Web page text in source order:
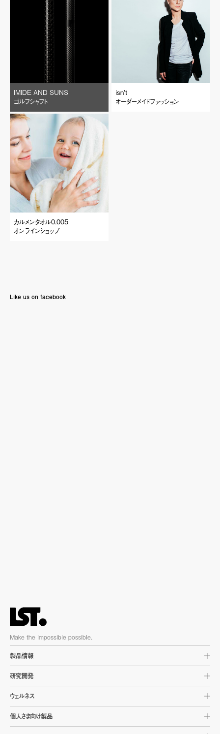
IMIDE AND SUNS
ゴルフシャフト
isn’t
オーダーメイドファッション
カルメンタオル0.005
オンラインショップ
Like us on facebook
Make the impossible possible.
製品情報
研究開発
ウェルネス
個人さま向け製品